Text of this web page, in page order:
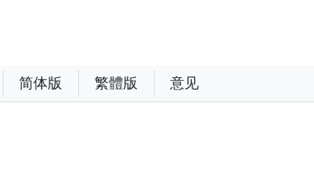
简体版 繁體版 意见